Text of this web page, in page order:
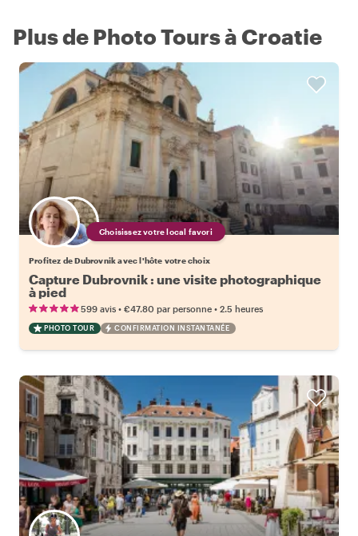
Plus de Photo Tours à Croatie
Choisissez votre local favori
Profitez de Dubrovnik avec l'hôte votre choix
Capture Dubrovnik : une visite photographique
à pied
599 avis • €47.80 par personne • 2.5 heures
PHOTO TOUR CONFIRMATION INSTANTANÉE